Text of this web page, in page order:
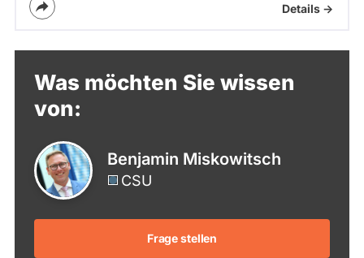
Details ->
Was möchten Sie wissen
von:
Benjamin Miskowitsch
CSU
Frage stellen